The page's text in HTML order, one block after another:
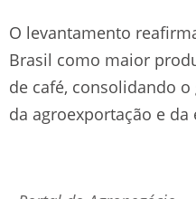
O levantamento
Brasil como maior
de café, consolidando
da agroexportação e